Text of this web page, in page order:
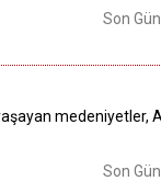
Son
medeniyetler,
Son